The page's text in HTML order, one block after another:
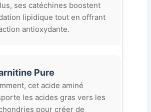
ses catéchines boostent
lipidique tout en offrant
antioxydante.
Pure
cet acide aminé
les acides gras vers les
pour créer de